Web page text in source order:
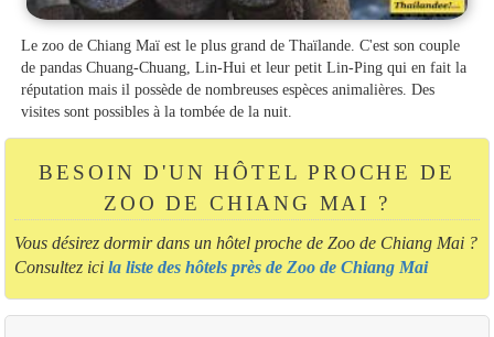
Le zoo de Chiang Maï est le plus grand de Thaïlande. C'est son couple
de pandas Chuang-Chuang, Lin-Hui et leur petit Lin-Ping qui en fait la
réputation mais il possède de nombreuses espèces animalières. Des
visites sont possibles à la tombée de la nuit.
BESOIN D'UN HÔTEL PROCHE DE
ZOO DE CHIANG MAI ?
Vous désirez dormir dans un hôtel proche de Zoo de Chiang Mai ?
Consultez ici la liste des hôtels près de Zoo de Chiang Mai